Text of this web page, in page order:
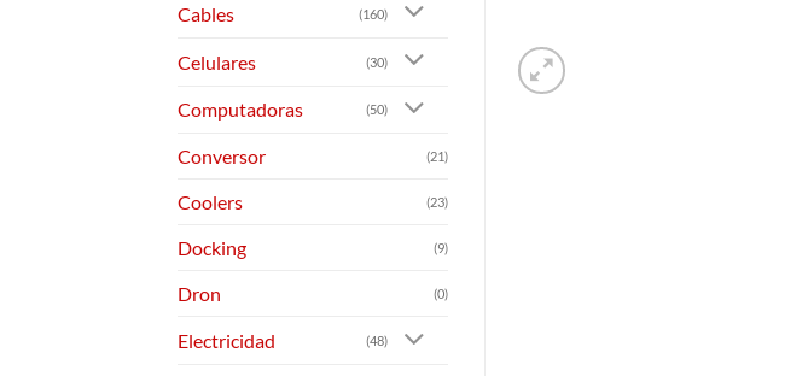
Cables (160)
Celulares (30)
Computadoras (50)
Conversor (21)
Coolers (23)
Docking (9)
Dron (0)
Electricidad (48)